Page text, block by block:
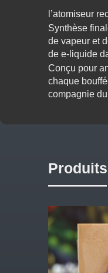
l’atomiseur
Synthèse
de vapeur et
de e-liquide
Conçu pour
chaque
compagnie